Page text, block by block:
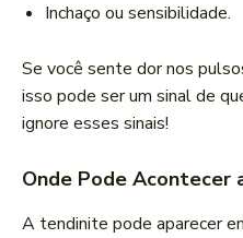
Inchaço ou sensibilidade.
Se você sente dor nos
isso pode ser um sinal de
ignore esses sinais!
Onde Pode Acontecer
A tendinite pode aparecer